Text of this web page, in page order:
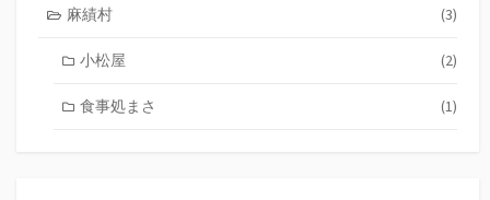
麻績村 (3)
小松屋 (2)
食事処まさ (1)